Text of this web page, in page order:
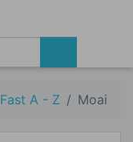
Fast A - Z Moai